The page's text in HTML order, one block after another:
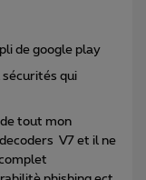
de google play
qui
tout mon
V7 et il ne